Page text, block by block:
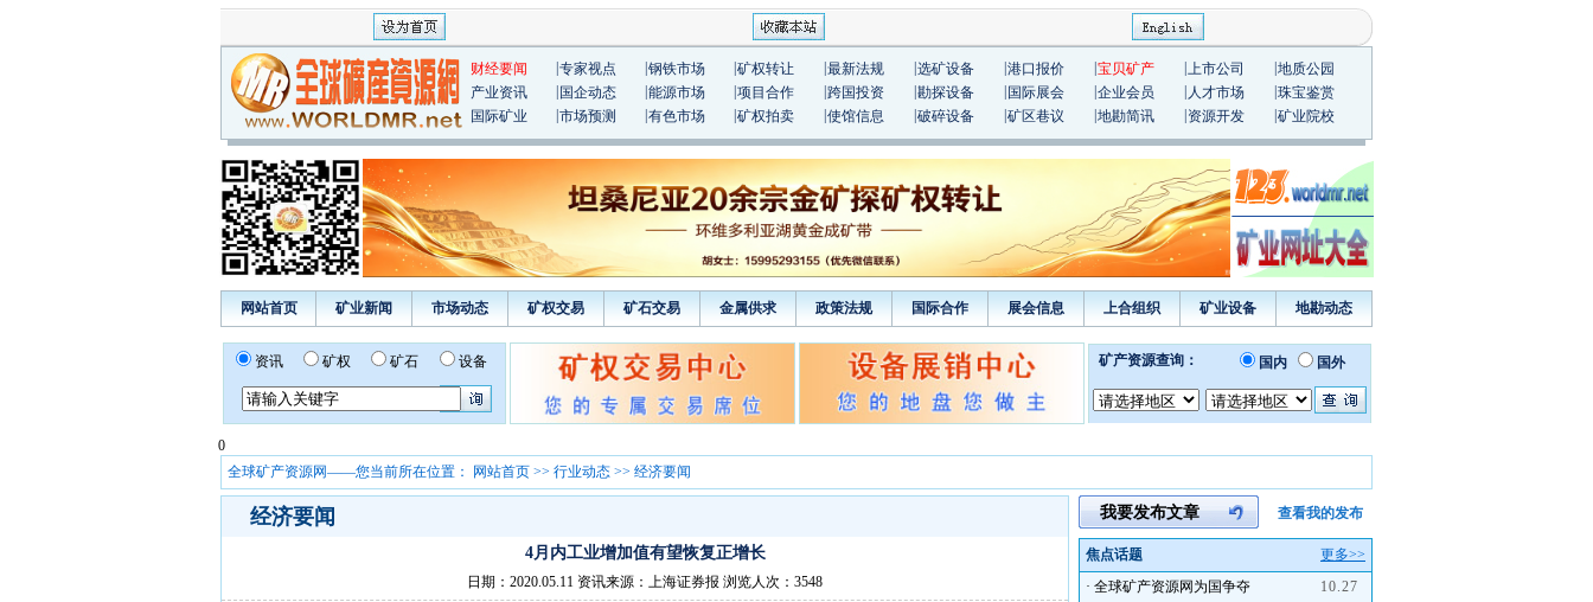
财经要闻 专家视点 钢铁市场 矿权转让 最新法规 选矿设备 港口报价 宝贝矿产 上市公司
地质公园
产业资讯
国企动态 能源市场 项目合作 跨国投资 勘探设备 国际展会 企业会员 人才市场
珠宝鉴赏
国际矿业
市场预测 有色市场 矿权拍卖 使馆信息 破碎设备 矿区巷议 地勘简讯 资源开发 矿业院校
网站首页 矿业新闻 市场动态 矿权交易 矿石交易 金属供求 政策法规 国际合作 展会信息 上合组织 矿业设备 地勘动态
资讯 矿权 矿石 设备
0
全球矿产资源网——您当前所在位置：
网站首页 >> 行业动态 >> 经济要闻
经济要闻
4月内工业增加值有望恢复正增长
日期：2020.05.11 资讯来源：上海证券报 浏览人次：3548
我要发布文章 查看我的发布
焦点话题
更多>>
· 全球矿产资源网为国争夺
10.27